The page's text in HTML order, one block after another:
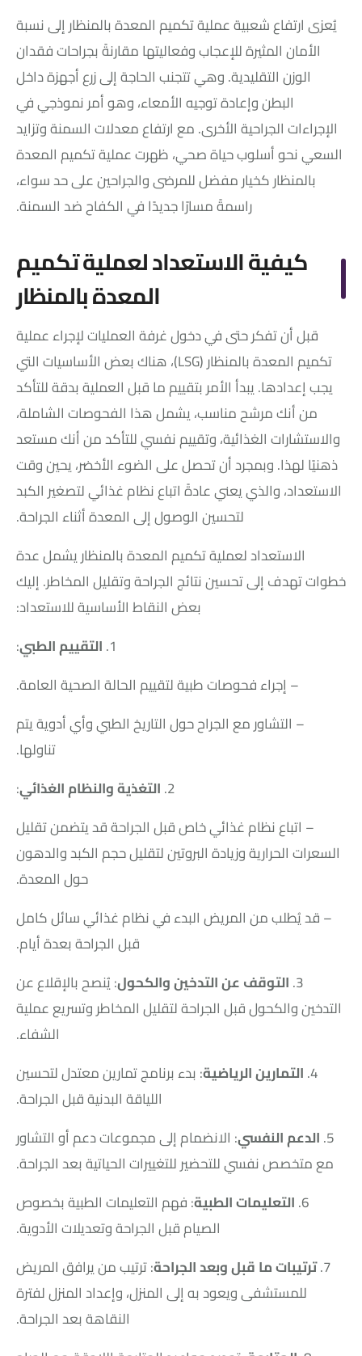
يُعزى ارتفاع شعبية عملية تكميم المعدة بالمنظار إلى نسبة
الأمان المثيرة للإعجاب وفعاليتها مقارنةً بجراحات فقدان
الوزن التقليدية. وهي تتجنب الحاجة إلى زرع أجهزة داخل
البطن وإعادة توجيه الأمعاء، وهو أمر نموذجي في
الإجراءات الجراحية الأخرى. مع ارتفاع معدلات السمنة وتزايد
السعي نحو أسلوب حياة صحي، ظهرت عملية تكميم المعدة
بالمنظار كخيار مفضل للمرضى والجراحين على حد سواء،
راسمةً مسارًا جديدًا في الكفاح ضد السمنة.
كيفية الاستعداد لعملية تكميم
المعدة بالمنظار
قبل أن تفكر حتى في دخول غرفة العمليات لإجراء عملية
تكميم المعدة بالمنظار (LSG)، هناك بعض الأساسيات التي
يجب إعدادها. يبدأ الأمر بتقييم ما قبل العملية بدقة للتأكد
من أنك مرشح مناسب، يشمل هذا الفحوصات الشاملة،
والاستشارات الغذائية، وتقييم نفسي للتأكد من أنك مستعد
ذهنيًا لهذا. وبمجرد أن تحصل على الضوء الأخضر، يحين وقت
الاستعداد، والذي يعني عادةً اتباع نظام غذائي لتصغير الكبد
لتحسين الوصول إلى المعدة أثناء الجراحة.
الاستعداد لعملية تكميم المعدة بالمنظار يشمل عدة
خطوات تهدف إلى تحسين نتائج الجراحة وتقليل المخاطر. إليك
بعض النقاط الأساسية للاستعداد:
1. التقييم الطبي:
– إجراء فحوصات طبية لتقييم الحالة الصحية العامة.
– التشاور مع الجراح حول التاريخ الطبي وأي أدوية يتم
تناولها.
2. التغذية والنظام الغذائي:
– اتباع نظام غذائي خاص قبل الجراحة قد يتضمن تقليل
السعرات الحرارية وزيادة البروتين لتقليل حجم الكبد والدهون
حول المعدة.
– قد يُطلب من المريض البدء في نظام غذائي سائل كامل
قبل الجراحة بعدة أيام.
3. التوقف عن التدخين والكحول: يُنصح بالإقلاع عن
التدخين والكحول قبل الجراحة لتقليل المخاطر وتسريع عملية
الشفاء.
4. التمارين الرياضية: بدء برنامج تمارين معتدل لتحسين
اللياقة البدنية قبل الجراحة.
5. الدعم النفسي: الانضمام إلى مجموعات دعم أو التشاور
مع متخصص نفسي للتحضير للتغييرات الحياتية بعد الجراحة.
6. التعليمات الطبية: فهم التعليمات الطبية بخصوص
الصيام قبل الجراحة وتعديلات الأدوية.
7. ترتيبات ما قبل وبعد الجراحة: ترتيب من يرافق المريض
للمستشفى ويعود به إلى المنزل، وإعداد المنزل لفترة
النقاهة بعد الجراحة.